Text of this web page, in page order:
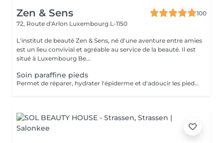
Zen & Sens
100
72, Route d'Arlon Luxembourg L-1150
L'institut de beauté Zen & Sens, né d'une aventure entre amies
est un lieu convivial et agréable au service de la beauté. Il est
situé à Luxembourg Be...
Soin paraffine pieds
Permet de réparer, hydrater l'épiderme et d'adoucir les pieds abimés ou désséchés. Parfait lors d'une pédicure.